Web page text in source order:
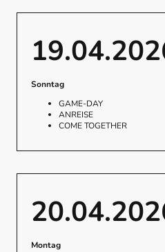
Sonntag
GAME-DAY
ANREISE
COME TOGETHER
Montag